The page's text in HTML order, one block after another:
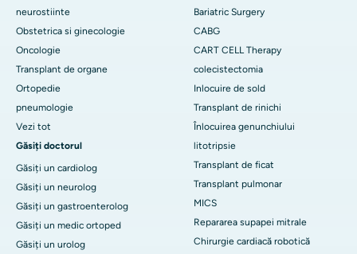
neurostiinte
Obstetrica si ginecologie
Oncologie
Transplant de organe
Ortopedie
pneumologie
Vezi tot
Găsiți doctorul
Găsiți un cardiolog
Găsiți un neurolog
Găsiți un gastroenterolog
Găsiți un medic ortoped
Găsiți un urolog
Bariatric Surgery
CABG
CART CELL Therapy
colecistectomia
Inlocuire de sold
Transplant de rinichi
Înlocuirea genunchiului
litotripsie
Transplant de ficat
Transplant pulmonar
MICS
Repararea supapei mitrale
Chirurgie cardiacă robotică